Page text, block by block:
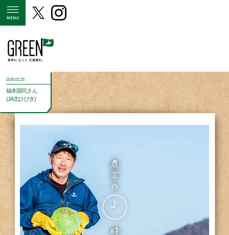
2025.02.25
福本国司さん
(JA北ひびき)